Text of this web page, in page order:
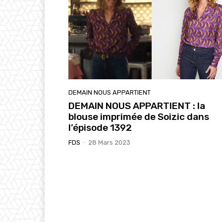
DEMAIN NOUS APPARTIENT
DEMAIN NOUS APPARTIENT : la
blouse imprimée de Soizic dans
l’épisode 1392
FDS - 28 Mars 2023